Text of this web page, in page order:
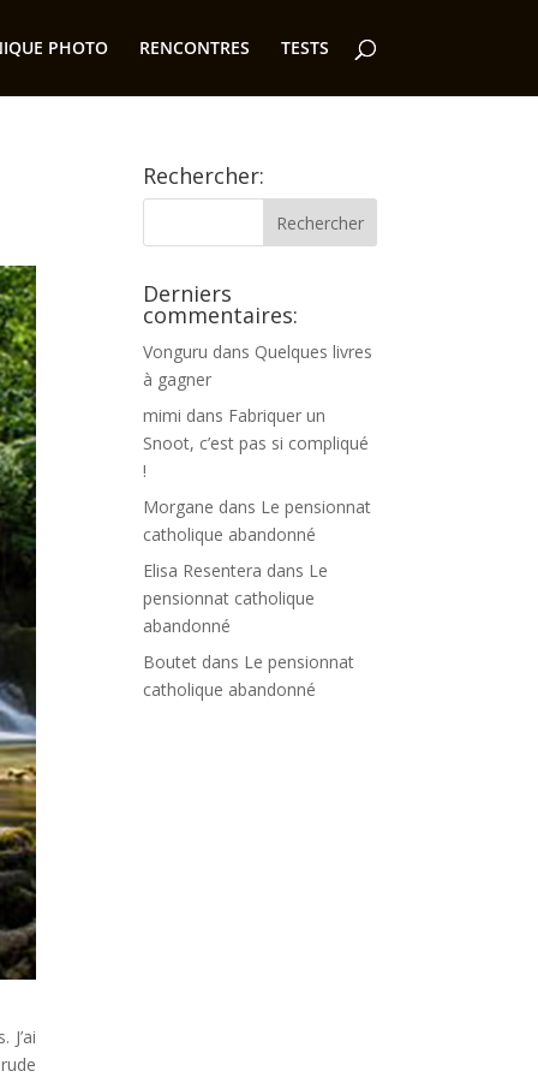
PHOTO RENCONTRES TESTS
Rechercher:
Derniers
commentaires:
Vonguru dans Quelques livres
à gagner
mimi dans Fabriquer un
Snoot, c’est pas si compliqué
!
Morgane dans Le pensionnat
catholique abandonné
Elisa Resentera dans Le
pensionnat catholique
abandonné
Boutet dans Le pensionnat
catholique abandonné